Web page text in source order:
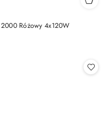
Różowy 4x120W